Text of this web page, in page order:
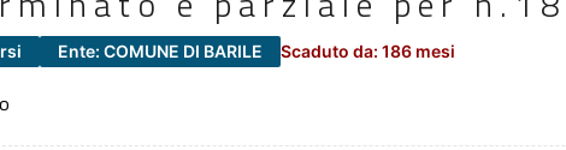
Ente: COMUNE DI BARILE Scaduto da: 186 mesi